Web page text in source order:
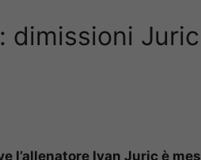
dimissioni
l’allenatore Ivan Juric è